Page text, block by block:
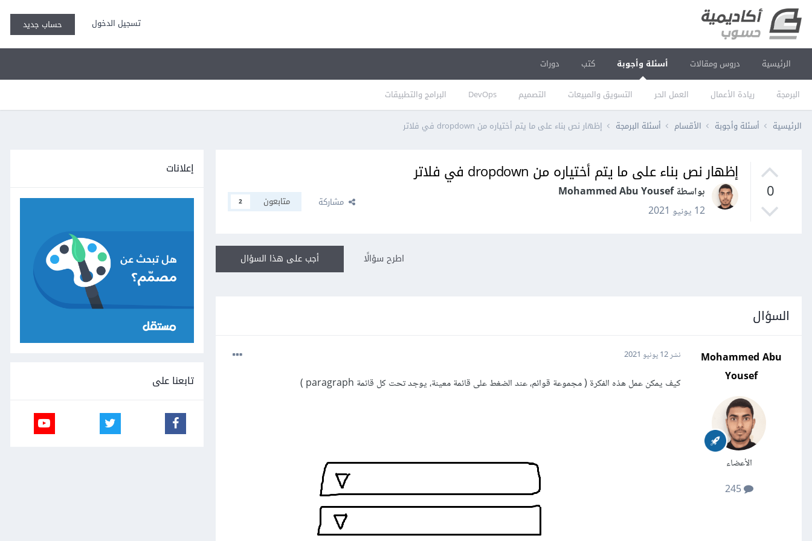
تسجيل الدخول حساب جديد
الرئيسية دروس ومقالات أسئلة وأجوبة
البرمجة ريادة الأعمال العمل الحر التسويق والمبيعات التصميم DevOps البرامج والتطبيقات
كتب دورات
الرئيسية أسئلة وأجوبة الأقسام أسئلة البرمجة إظهار نص بناء على ما يتم أختياره من dropdown في فلاتر
0
إظهار نص بناء على ما يتم أختياره من dropdown في فلاتر
بواسطة Mohammed Abu Yousef
12 يونيو 2021
مشاركة متابعون 2
أجب على هذا السؤال اطرح سؤالًا
السؤال
Mohammed Abu
Yousef
الأعضاء
245
نشر12 يونيو 2021
كيف يمكن عمل هذه الفكرة ( مجموعة قوائم، عند الضغط على قائمة معينة، يوجد تحت كل قائمة paragraph )
إعلانات
تابعنا على